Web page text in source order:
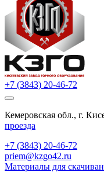
+7 (3843) 20-46-72
Кемеровская обл., г.
проезда
+7 (3843) 20-46-72
priem@kzgo42.ru
Материалы для